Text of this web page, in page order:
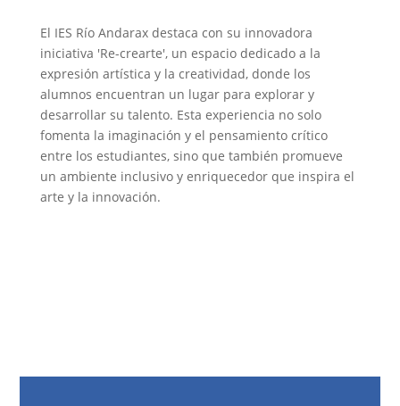
El IES Río Andarax destaca con su innovadora
iniciativa 'Re-crearte', un espacio dedicado a la
expresión artística y la creatividad, donde los
alumnos encuentran un lugar para explorar y
desarrollar su talento. Esta experiencia no solo
fomenta la imaginación y el pensamiento crítico
entre los estudiantes, sino que también promueve
un ambiente inclusivo y enriquecedor que inspira el
arte y la innovación.